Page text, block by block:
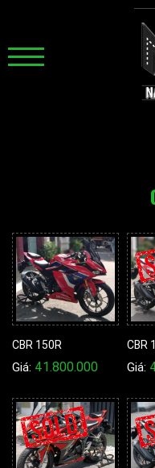
CBR 150R
Giá: 41.800.000
CBR
Giá: